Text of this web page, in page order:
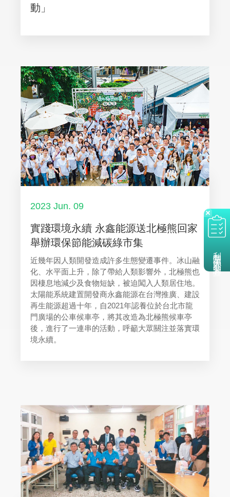
利害關係人問卷調查
動」
2023 Jun. 09
實踐環境永續 永鑫能源送北極熊回家
舉辦環保節能減碳綠市集
近幾年因人類開發造成許多生態變遷事件。冰山融
化、水平面上升，除了帶給人類影響外，北極熊也
因棲息地減少及食物短缺，被迫闖入人類居住地。
太陽能系統建置開發商永鑫能源在台灣推廣、建設
再生能源超過十年，自2021年認養位於台北市龍
門廣場的公車候車亭，將其改造為北極熊候車亭
後，進行了一連串的活動，呼籲大眾關注並落實環
境永續。